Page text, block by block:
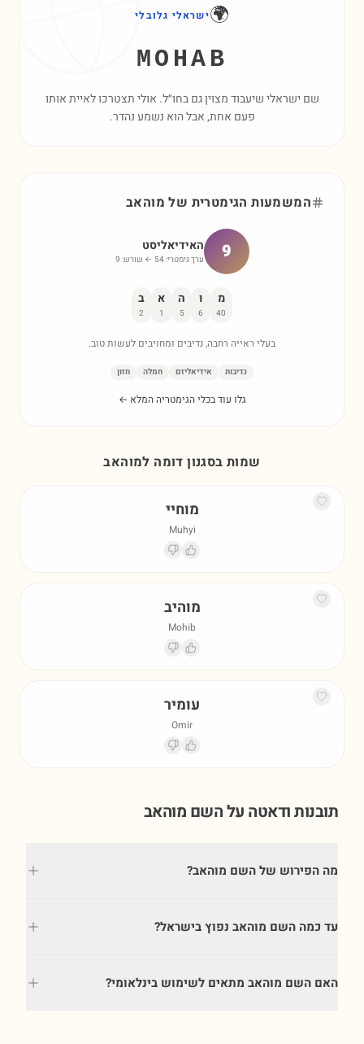
🌍ישראלי גלובלי
MOHAB
שם ישראלי שיעבוד מצוין גם בחו״ל. אולי תצטרכו לאיית אותו
פעם אחת, אבל הוא נשמע נהדר.
המשמעות הגימטרית של מוהאב
9 האידיאליסט
ערך גימטרי: 54 ← שורש: 9
מ
40
ו
6
ה
5
א
1
ב
2
בעלי ראייה רחבה, נדיבים ומחויבים לעשות טוב.
נדיבות אידיאליזם חמלה חזון
גלו עוד בכלי הגימטריה המלא ←
שמות בסגנון דומה למוהאב
מוחיי
Muhyi
מוהיב
Mohib
עומיר
Omir
תובנות ודאטה על השם מוהאב
מה הפירוש של השם מוהאב?
עד כמה השם מוהאב נפוץ בישראל?
האם השם מוהאב מתאים לשימוש בינלאומי?